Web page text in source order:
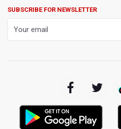
Indonesia
Tunggu 8 Jam karena HCU
SUBSCRIBE FOR NEWSLETTER